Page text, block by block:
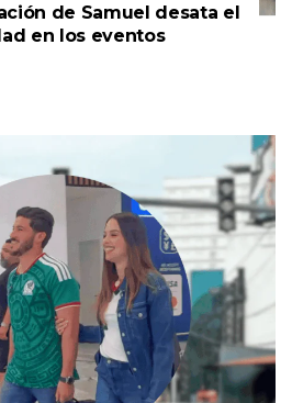
de Samuel desata el
en los eventos